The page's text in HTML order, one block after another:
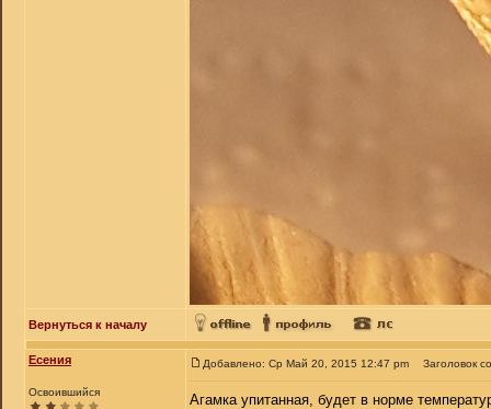
Вернуться к началу
Есения
Освоившийся
Добавлено: Ср Май 20, 2015 12:47 pm Заголовок
Агамка упитанная, будет в норме